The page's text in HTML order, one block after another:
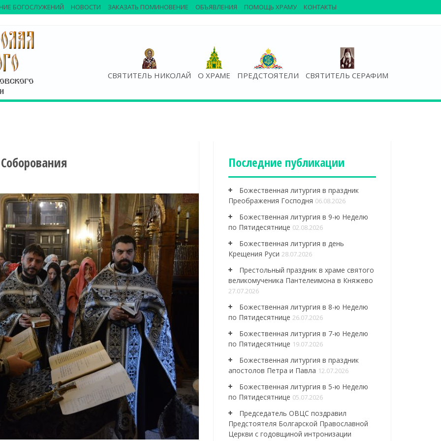
СВЯТИТЕЛЬ НИКОЛАЙ О ХРАМЕ ПРЕДСТОЯТЕЛИ СВЯТИТЕЛЬ СЕРАФИМ
БОГОСЛУЖЕНИЙ НОВОСТИ ЗАКАЗАТЬ ПОМИНОВЕНИЕ ОБЪЯВЛЕНИЯ ПОМОЩЬ ХРАМУ КОНТАКТЫ
Последние публикации
Божественная литургия в праздник
Преображения Господня 06.08.2026
Божественная литургия в 9-ю Неделю
по Пятидесятнице 02.08.2026
Божественная литургия в день
Крещения Руси 28.07.2026
Престольный праздник в храме святого
великомученика Пантелеимона в Княжево
27.07.2026
Божественная литургия в 8-ю Неделю
по Пятидесятнице 26.07.2026
Божественная литургия в 7-ю Неделю
по Пятидесятнице 19.07.2026
Божественная литургия в праздник
апостолов Петра и Павла 12.07.2026
Божественная литургия в 5-ю Неделю
по Пятидесятнице 05.07.2026
Председатель ОВЦС поздравил
Предстоятеля Болгарской Православной
Церкви с годовщиной интронизации